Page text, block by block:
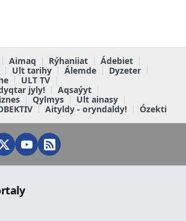
Aimaq Rýhaniiat
Ádebiet
Ult tarihy Álemde
Dyzeter
ULT TV
jyly!
Aqsaýyt
Qylmys
Ult ainasy
Aityldy - oryndaldy! Ózekti